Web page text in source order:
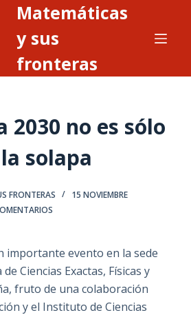
Matemáticas
y sus
fronteras
2030 no es sólo
solapa
FRONTERAS
15 NOVIEMBRE
importante evento en la sede
Ciencias Exactas, Físicas y
fruto de una colaboración
y el Instituto de Ciencias